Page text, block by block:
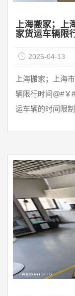
上海搬家；上
家货运车辆限
2025-04-13
上海搬家；上海
辆限行时间@#￥
运车辆的时间限
限行时间:中环路
7:00，中环路段
20:00。如果车
们都应该知道，